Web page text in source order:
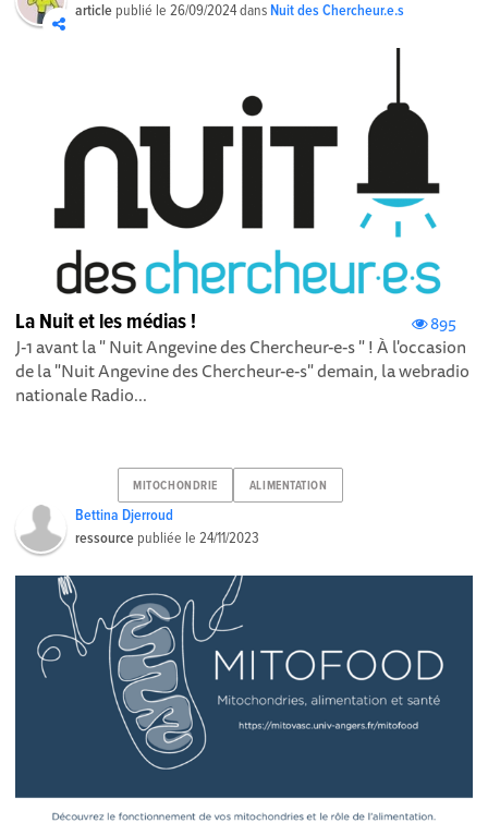
article publié le26/09/2024dansNuit des Chercheur.e.s
895
La Nuit et les médias !
J-1 avant la " Nuit Angevine des Chercheur-e-s " ! À l'occasion
de la "Nuit Angevine des Chercheur-e-s" demain, la webradio
nationale Radio...
MITOCHONDRIE ALIMENTATION
Bettina Djerroud
ressource publiée le24/11/2023